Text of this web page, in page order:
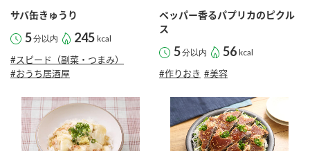
サバ缶きゅうり
5分以内 245 kcal
#スピード（副菜・つまみ）
#おうち居酒屋
ペッパー香るパプリカのピクル
ス
5分以内 56 kcal
#作りおき #美容